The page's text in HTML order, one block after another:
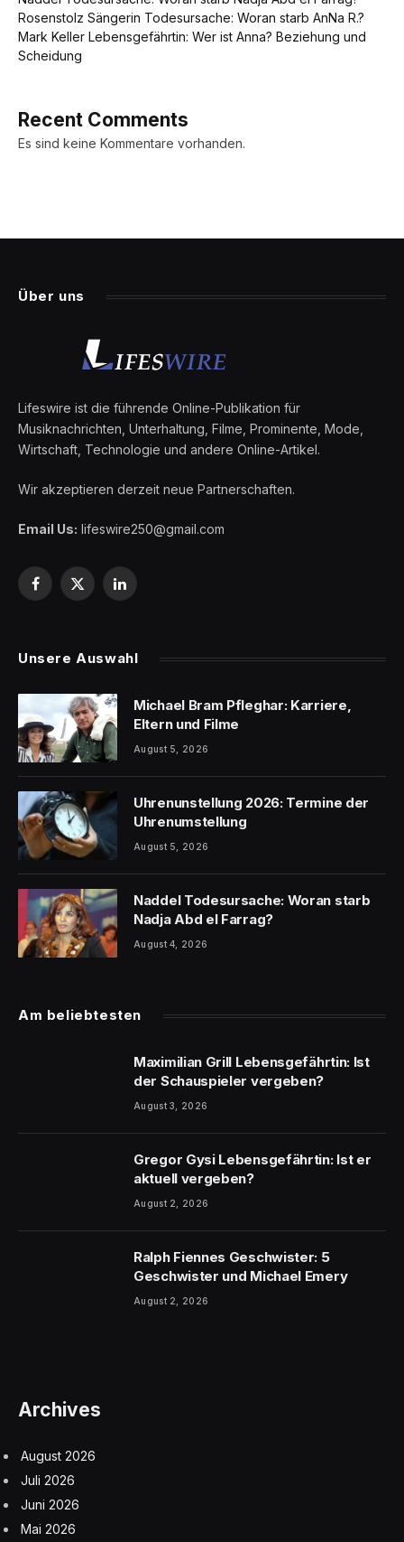
Rosenstolz Sängerin Todesursache: Woran starb AnNa R.?
Mark Keller Lebensgefährtin: Wer ist Anna? Beziehung und
Scheidung
Recent Comments
Es sind keine Kommentare vorhanden.
Über uns
Lifeswire ist die führende Online-Publikation für
Musiknachrichten, Unterhaltung, Filme, Prominente, Mode,
Wirtschaft, Technologie und andere Online-Artikel.
Wir akzeptieren derzeit neue Partnerschaften.
Email Us: lifeswire250@gmail.com
Facebook
X
LinkedIn
Unsere Auswahl
Michael Bram Pfleghar: Karriere,
Eltern und Filme
August 5, 2026
Uhrenunstellung 2026: Termine der
Uhrenumstellung
August 5, 2026
Naddel Todesursache: Woran starb
Nadja Abd el Farrag?
August 4, 2026
Am beliebtesten
Maximilian Grill Lebensgefährtin: Ist
der Schauspieler vergeben?
August 3, 2026
Gregor Gysi Lebensgefährtin: Ist er
aktuell vergeben?
August 2, 2026
Ralph Fiennes Geschwister: 5
Geschwister und Michael Emery
August 2, 2026
Archives
August 2026
Juli 2026
Juni 2026
Mai 2026